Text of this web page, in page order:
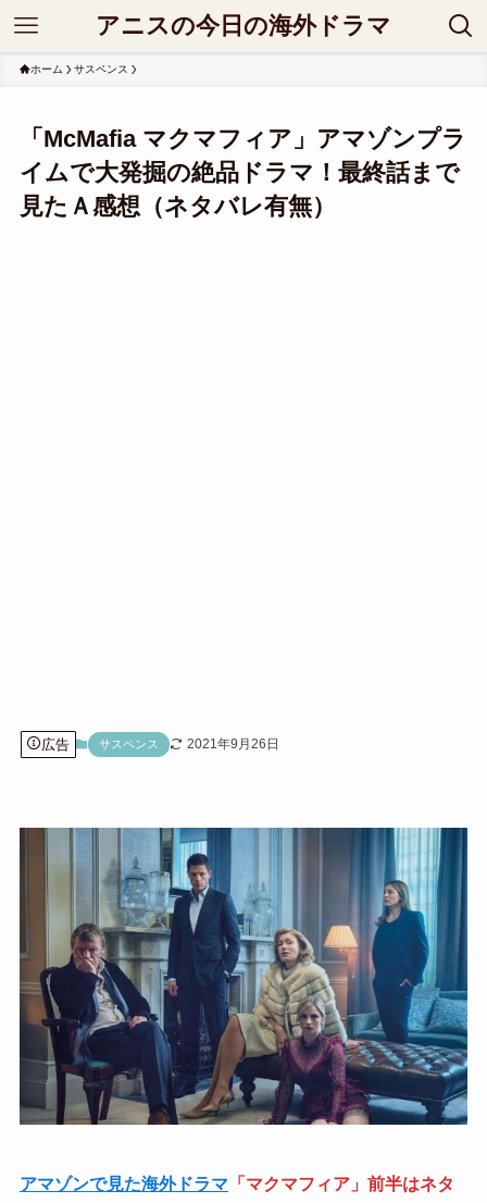
アニスの今日の海外ドラマ
ホーム サスペンス
「McMafia マクマフィア」アマゾンプラ
イムで大発掘の絶品ドラマ！最終話まで
見たＡ感想（ネタバレ有無）
広告 サスペンス 2021年9月26日
アマゾンで見た海外ドラマ 「マクマフィア」前半はネタ